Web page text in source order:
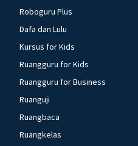
Roboguru Plus
Dafa dan Lulu
Kursus for Kids
Ruangguru for Kids
Ruangguru for Business
Ruanguji
Ruangbaca
Ruangkelas